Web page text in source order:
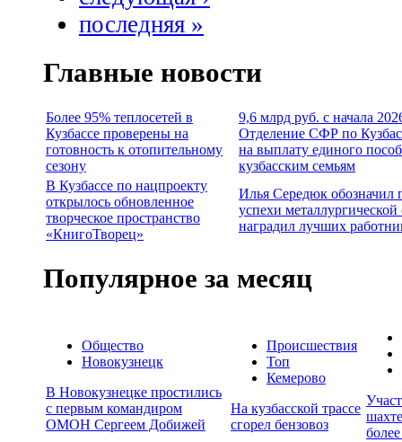
последняя »
Главные новости
Более 95% теплосетей в
Кузбассе проверены на
готовность к отопительному
сезону
9,6 млрд руб. с начала
Отделение СФР по
на выплату единого
кузбасским семьям
В Кузбассе по нацпроекту
открылось обновленное
творческое пространство
«КнигоТворец»
Илья Середюк обозначил
успехи металлургической
наградил лучших
Популярное за месяц
Общество
Новокузнецк
В Новокузнецке простились
с первым командиром
ОМОН Сергеем Добижей
Происшествия
Топ
Кемерово
На кузбасской трассе
сгорел бензовоз